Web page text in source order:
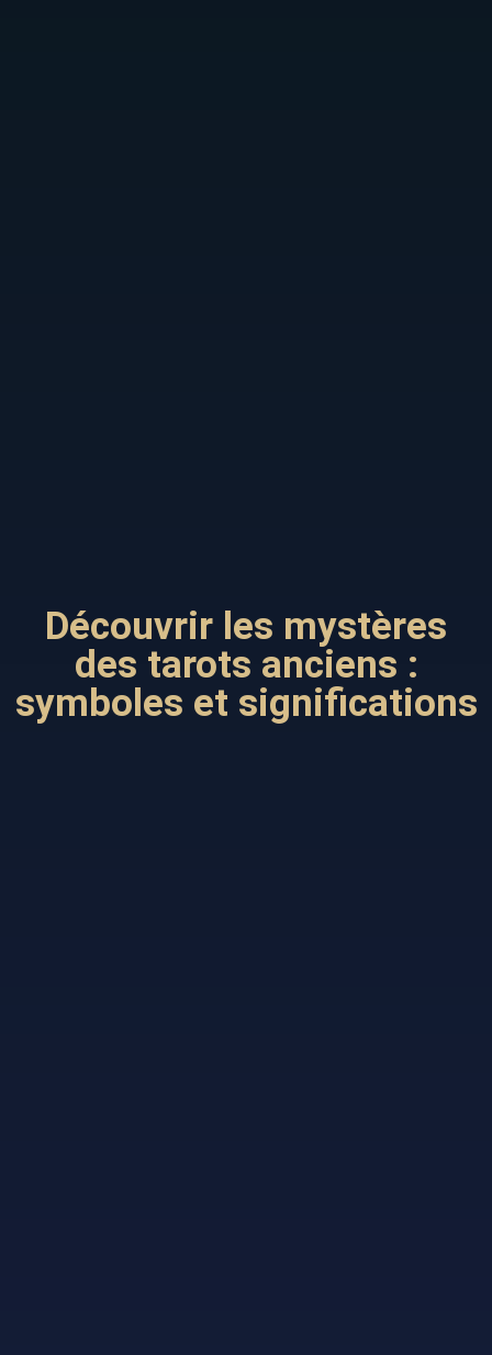
Découvrir les mystères
des tarots anciens :
symboles et significations